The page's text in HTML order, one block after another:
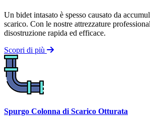
Un bidet intasato è spesso causato da
scarico. Con le nostre attrezzature
disostruzione rapida ed efficace.
Scopri di più
Spurgo Colonna di Scarico Otturata